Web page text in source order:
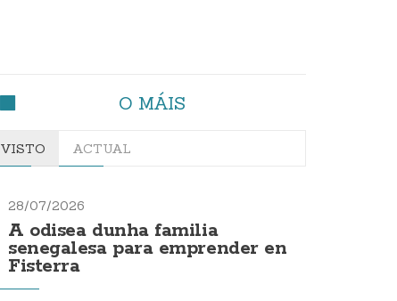
O MÁIS
VISTO ACTUAL
28/07/2026
A odisea dunha familia
senegalesa para emprender en
Fisterra